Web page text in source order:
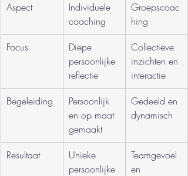
Aspect
Individuele
coaching
Groepscoac
hing
Focus
Diepe
persoonlijke
reflectie
Collectieve
inzichten en
interactie
Begeleiding
Persoonlijk
en op maat
gemaakt
Gedeeld en
dynamisch
Resultaat
Unieke
persoonlijke
Teamgevoel
en